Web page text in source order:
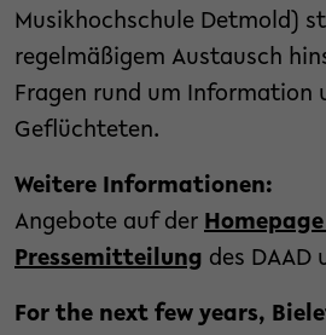
Musikhochschule Detmold)
regelmäßigem Austausch
Fragen rund um Information
Geflüchteten.
Weitere Informationen:
Angebote auf der
Pressemitteilung des DAAD
For the next few years,